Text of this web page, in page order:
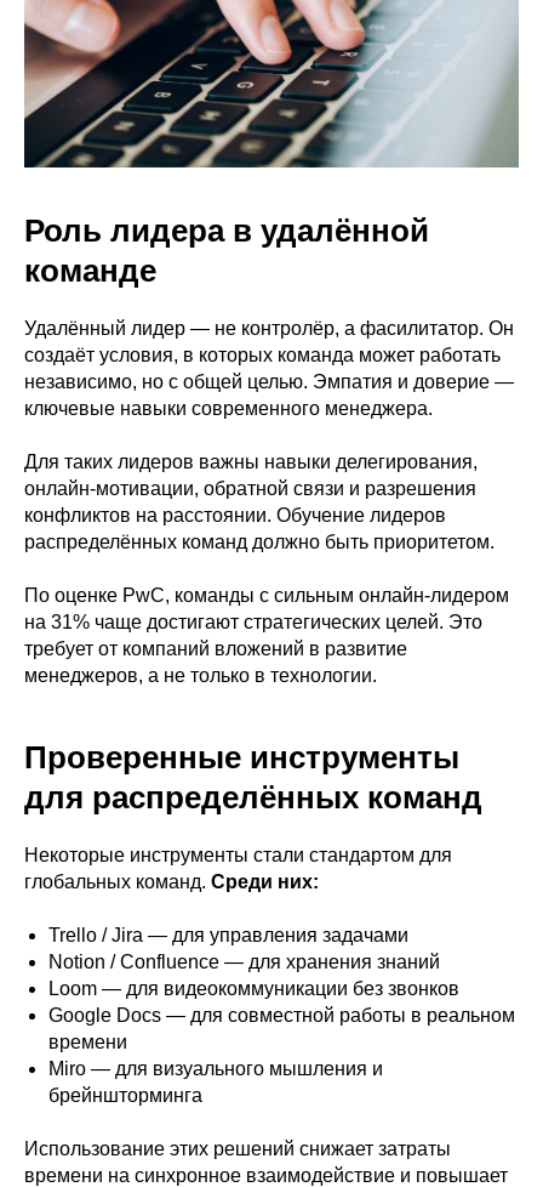
Роль лидера в удалённой
команде
Удалённый лидер — не контролёр, а фасилитатор. Он
создаёт условия, в которых команда может работать
независимо, но с общей целью. Эмпатия и доверие —
ключевые навыки современного менеджера.
Для таких лидеров важны навыки делегирования,
онлайн-мотивации, обратной связи и разрешения
конфликтов на расстоянии. Обучение лидеров
распределённых команд должно быть приоритетом.
По оценке PwC, команды с сильным онлайн-лидером
на 31% чаще достигают стратегических целей. Это
требует от компаний вложений в развитие
менеджеров, а не только в технологии.
Проверенные инструменты
для распределённых команд
Некоторые инструменты стали стандартом для
глобальных команд. Среди них:
Trello / Jira — для управления задачами
Notion / Confluence — для хранения знаний
Loom — для видеокоммуникации без звонков
Google Docs — для совместной работы в реальном
времени
Miro — для визуального мышления и
брейншторминга
Использование этих решений снижает затраты
времени на синхронное взаимодействие и повышает